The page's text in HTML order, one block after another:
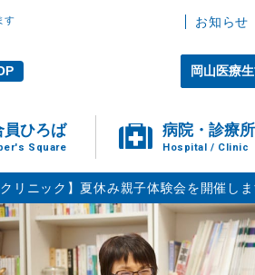
す お知らせ
岡山医療
員ひろば
Square
病院・診療所
Hospital / Clinic
クリニック】夏休み親子体験会を開催し